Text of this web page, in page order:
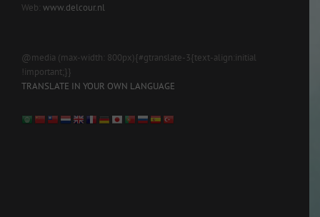
Web: www.delcour.nl
@media (max-width: 800px){#gtranslate-3{text-align:initial
!important;}}
TRANSLATE IN YOUR OWN LANGUAGE